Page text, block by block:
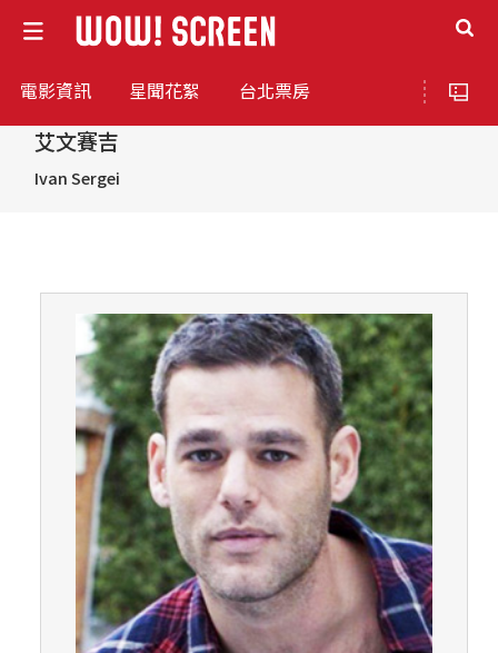
電影資訊 星聞花絮 台北票房
艾文賽吉
Ivan Sergei